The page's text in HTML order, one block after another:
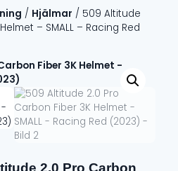
/ Hjälmar / 509 Altitude
– SMALL – Racing Red
2.0 Pro Carbon